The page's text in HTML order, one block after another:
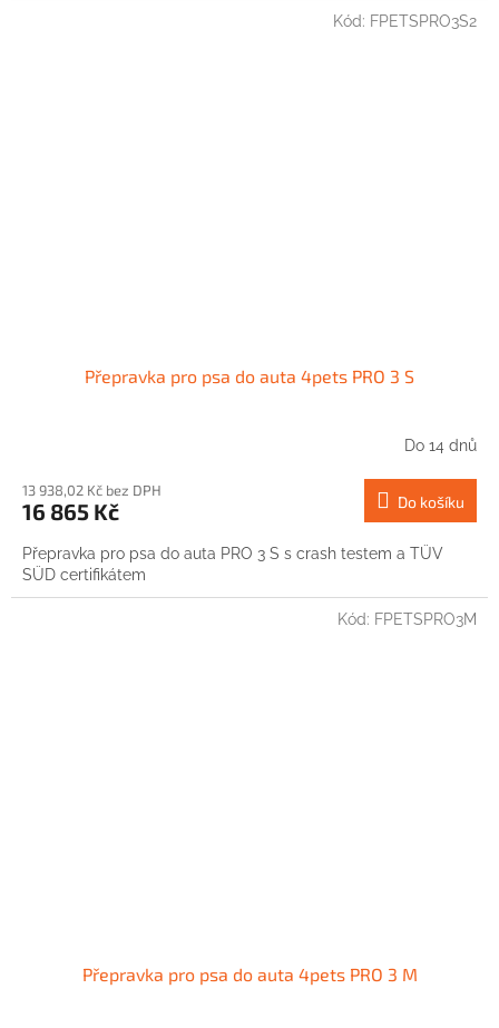
Přepravka pro psa do auta 4pets PRO 3 S
Do 14 dnů
13 938,02 Kč bez DPH
16 865 Kč Do košíku
Přepravka pro psa do auta PRO 3 S s crash testem a TÜV
SÜD certifikátem
Kód: FPETSPRO3S2
Přepravka pro psa do auta 4pets PRO 3 M
Kód: FPETSPRO3M